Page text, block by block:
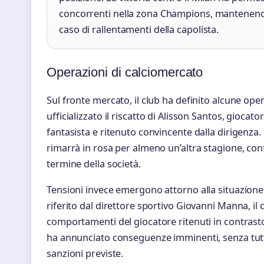
concorrenti nella zona Champions,
caso di rallentamenti della capolista.
Operazioni di calciomercato
Sul fronte mercato, il club ha definito alcune
ufficializzato il riscatto di Alisson Santos,
fantasista e ritenuto convincente dalla dirigenza.
rimarrà in rosa per almeno un’altra stagione,
termine della società.
Tensioni invece emergono attorno alla
riferito dal direttore sportivo Giovanni Manna, il
comportamenti del giocatore ritenuti in
ha annunciato conseguenze imminenti, senza
sanzioni previste.